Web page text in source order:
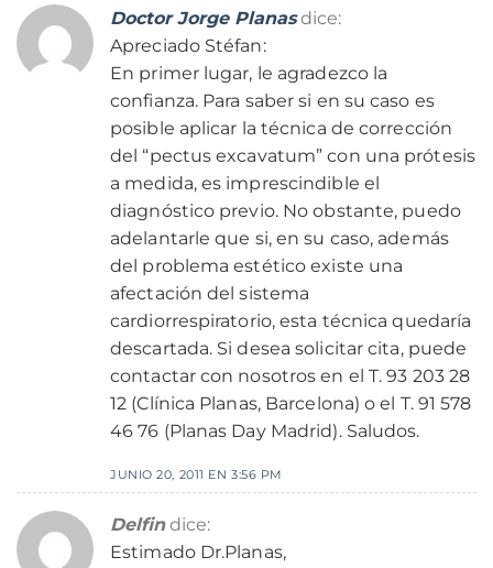
Doctor Jorge Planas dice:
Apreciado Stéfan:
En primer lugar, le agradezco la
confianza. Para saber si en su caso es
posible aplicar la técnica de corrección
del “pectus excavatum” con una prótesis
a medida, es imprescindible el
diagnóstico previo. No obstante, puedo
adelantarle que si, en su caso, además
del problema estético existe una
afectación del sistema
cardiorrespiratorio, esta técnica quedaría
descartada. Si desea solicitar cita, puede
contactar con nosotros en el T. 93 203 28
12 (Clínica Planas, Barcelona) o el T. 91 578
46 76 (Planas Day Madrid). Saludos.
JUNIO 20, 2011 EN 3:56 PM
Delfin dice:
Estimado Dr.Planas,